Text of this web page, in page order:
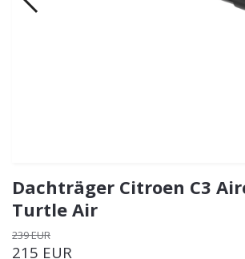
Dachträger Citroen C3
Turtle Air
239 EUR
215 EUR